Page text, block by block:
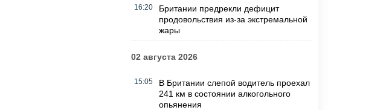
16:20
Британии предрекли дефицит
продовольствия из-за экстремальной
жары
02 августа 2026
15:05
В Британии слепой водитель проехал
241 км в состоянии алкогольного
опьянения